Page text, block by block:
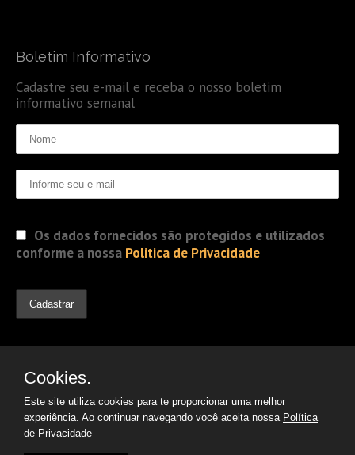
Boletim Informativo
Cadastre seu e-mail e receba o nosso boletim
informativo semanal
Os dados fornecidos são protegidos e utilizados
conforme a nossa Politica de Privacidade
© 2019 Jorge Gomes
Cookies.
Este site utiliza cookies para te proporcionar uma melhor
experiência. Ao continuar navegando você aceita nossa Política
de Privacidade